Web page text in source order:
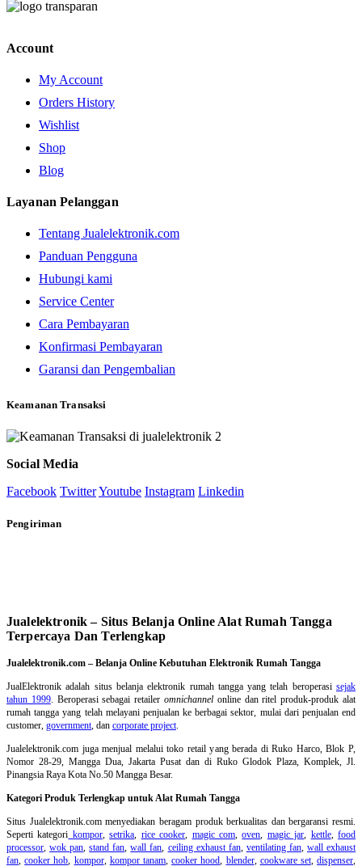
Account
My Account
Orders History
Wishlist
Shop
Blog
Layanan Pelanggan
Tentang Jualelektronik.com
Panduan Pengguna
Hubungi kami
Service Center
Cara Pembayaran
Konfirmasi Pembayaran
Garansi dan Pengembalian
Keamanan Transaksi
Social Media
Facebook TwitterYoutube Instagram Linkedin
Pengiriman
Jualelektronik – Situs Belanja Online Alat Rumah Tangga
Terpercaya Dan Terlengkap
Jualelektronik.com – Belanja Online Kebutuhan Elektronik Rumah Tangga
JualElektronik adalah situs belanja elektronik rumah tanggayang telah beroperasisejak
tahun 1999. Beroperasi sebagai retaileromnichannel online dan ritel produk-produk alat
rumah tangga yang telah melayani penjualan ke berbagai sektor, mulai dari penjualan end
customer, government , dan corporate project
Jualelektronik.com juga menjual melalui toko retail yang berada di Ruko Harco, Blok P,
Nomor 28-29, Mangga Dua, Jakarta Pusat dan di Ruko Glodok Plaza, Komplek, Jl.
Pinangsia Raya Kota No.50 Mangga Besar.
Kategori Produk Terlengkap untuk Alat Rumah Tangga
Situs Jualelektronik.com menyediakan beragam produk berkualitas dan bergaransi resmi.
Seperti kategori kompor,setrika rice cooker magic com,oven magic jar kettle,food
processor ,wok pan ,stand fan ,wall fan ceiling exhaust fan, ventilating fan, wall exhaust
fan ,cooker hob kompor, kompor tanam,cooker hood blender, cookware set,dispenser